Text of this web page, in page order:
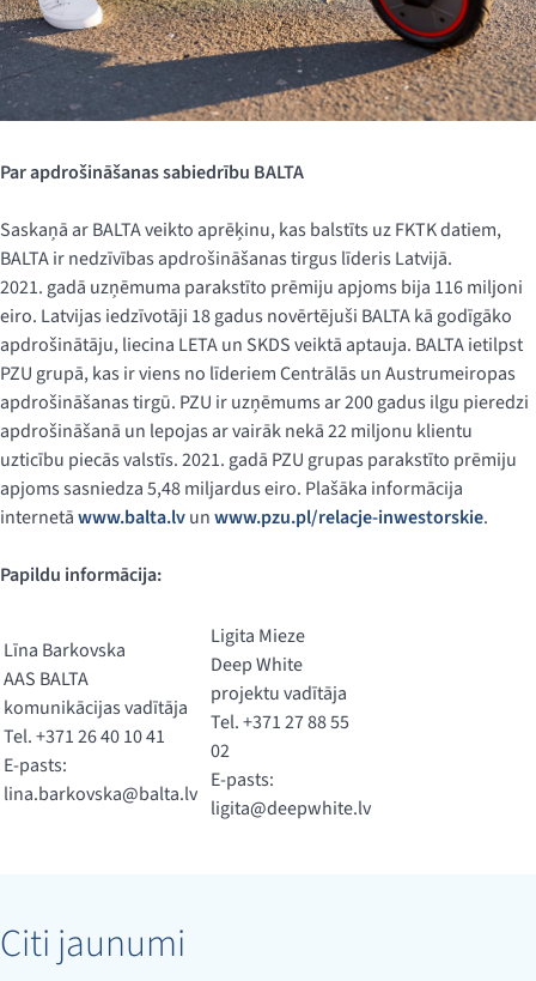
Par apdrošināšanas sabiedrību BALTA
Saskaņā ar BALTA veikto aprēķinu, kas balstīts uz FKTK datiem,
BALTA ir nedzīvības apdrošināšanas tirgus līderis Latvijā.
2021. gadā uzņēmuma parakstīto prēmiju apjoms bija 116 miljoni
eiro. Latvijas iedzīvotāji 18 gadus novērtējuši BALTA kā godīgāko
apdrošinātāju, liecina LETA un SKDS veiktā aptauja. BALTA ietilpst
PZU grupā, kas ir viens no līderiem Centrālās un Austrumeiropas
apdrošināšanas tirgū. PZU ir uzņēmums ar 200 gadus ilgu pieredzi
apdrošināšanā un lepojas ar vairāk nekā 22 miljonu klientu
uzticību piecās valstīs. 2021. gadā PZU grupas parakstīto prēmiju
apjoms sasniedza 5,48 miljardus eiro. Plašāka informācija
internetāwww.balta.lvunwww.pzu.pl/relacje-inwestorskie.
Papildu informācija:
Līna Barkovska
AAS BALTA
komunikācijas vadītāja
Tel. +371 26 40 10 41
E-pasts:
lina.barkovska@balta.lv
Ligita Mieze
Deep White
projektu vadītāja
Tel. +371 27 88 55
02
E-pasts:
ligita@deepwhite.lv
Citi jaunumi